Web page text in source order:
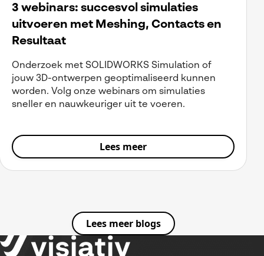
3 webinars: succesvol simulaties
uitvoeren met Meshing, Contacts en
Resultaat
Onderzoek met SOLIDWORKS Simulation of
jouw 3D-ontwerpen geoptimaliseerd kunnen
worden. Volg onze webinars om simulaties
sneller en nauwkeuriger uit te voeren.
Lees meer
Lees meer blogs